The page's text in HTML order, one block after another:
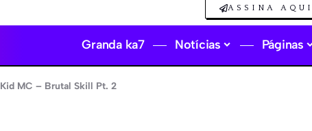
ASSINA AQUI
Granda ka7 Notícias Páginas
Kid MC – Brutal Skill Pt. 2